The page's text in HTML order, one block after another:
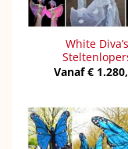
White Diva’s
Vanaf€